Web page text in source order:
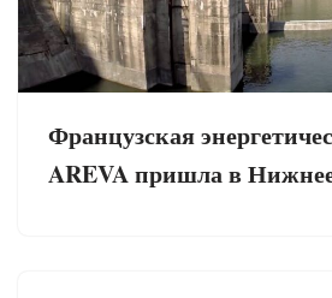
Французская
AREVA пришла в